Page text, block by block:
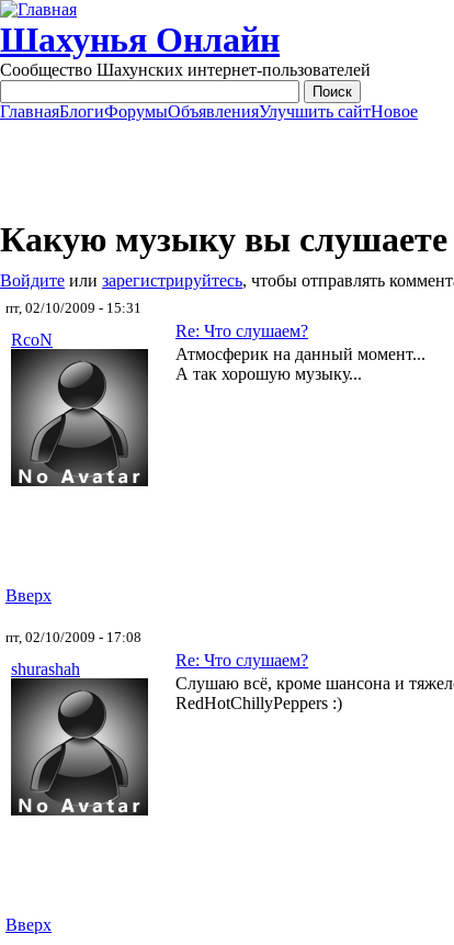
Перейти к основному содержанию
Шахунья Онлайн
Сообщество Шахунских интернет-пользователей
Main menu
ГлавнаяБлогиФорумыОбъявленияУлучшить сайтНовое
Какую музыку вы слушаете
Войдите или зарегистрируйтесь, чтобы отправлять
пт, 02/10/2009 - 15:31
RcoN
Re: Что слушаем?
Атмосферик на данный момент...
А так хорошую музыку...
Вверх
пт, 02/10/2009 - 17:08
shurashah
Re: Что слушаем?
Слушаю всё, кроме шансона и
RedHotChillyPeppers :)
Вверх